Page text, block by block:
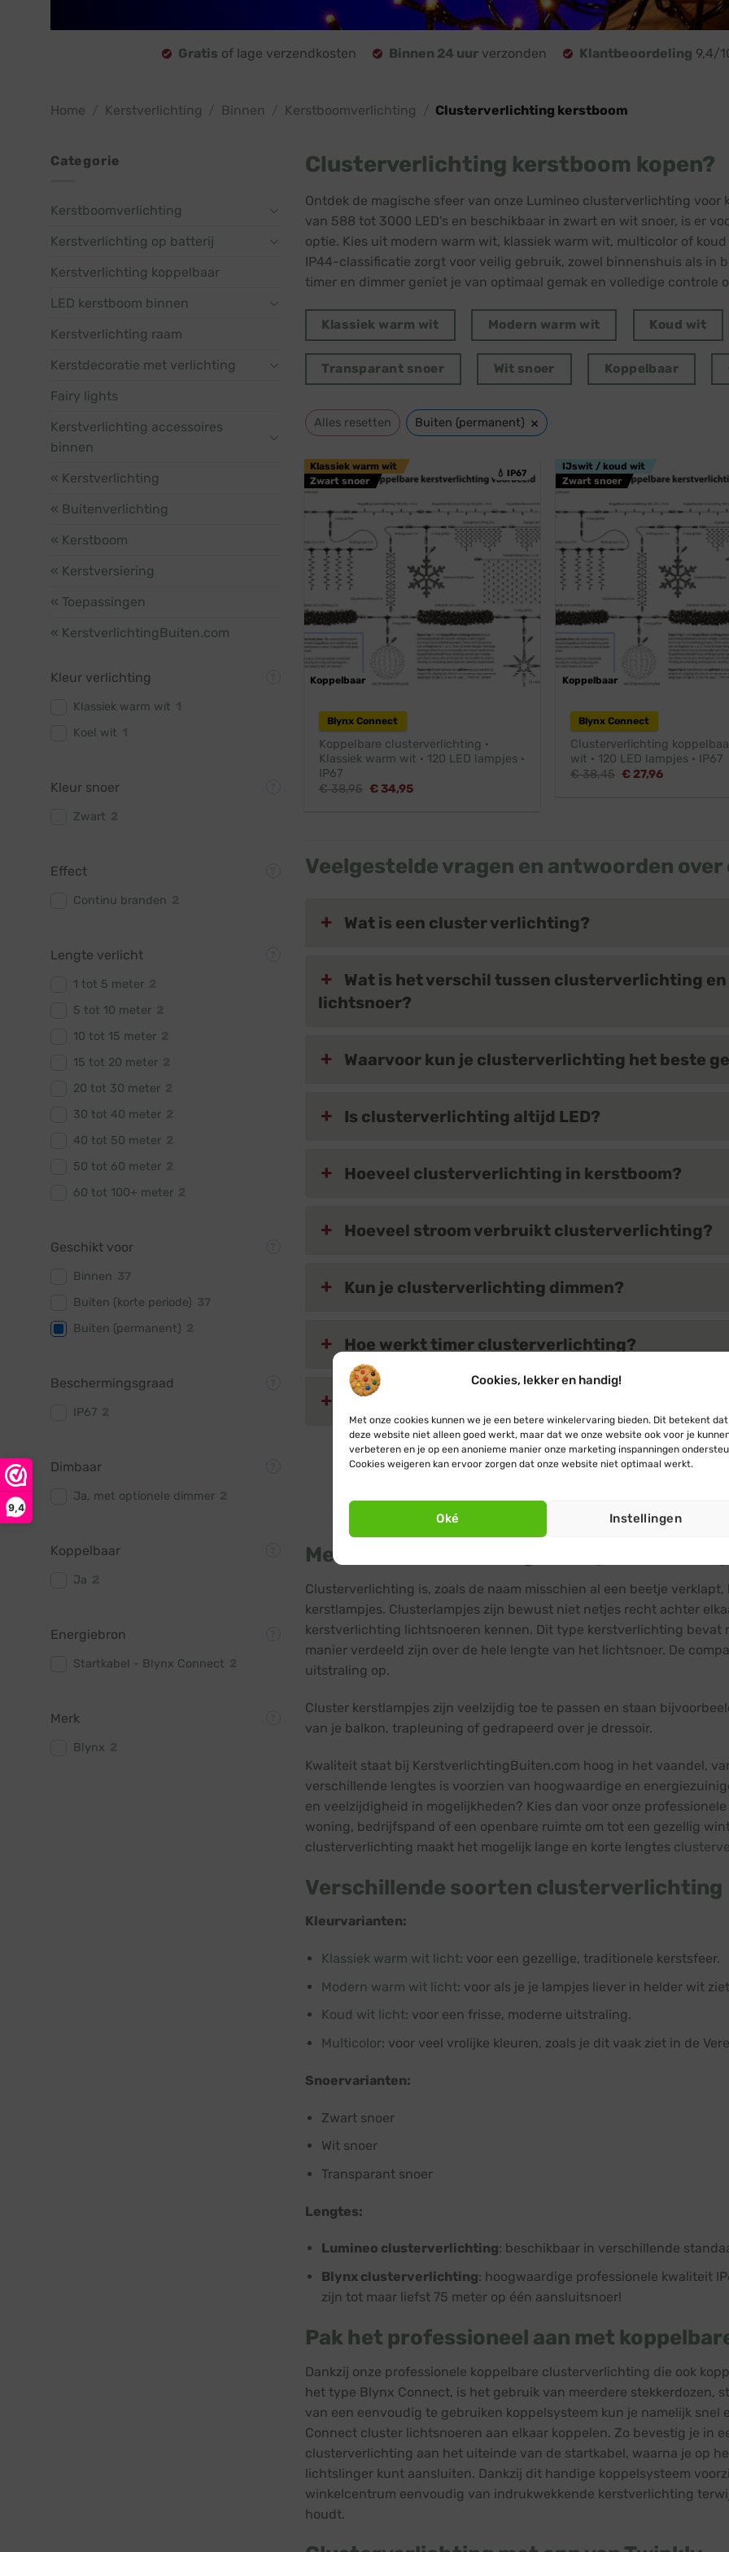
Cookies, lekker en handig!
Met onze cookies kunnen we je een betere winkelervaring bieden. Dit betekent dat
deze website niet alleen goed werkt, maar dat we onze website ook voor je
verbeteren en je op een anonieme manier onze marketing inspanningen
Cookies weigeren kan ervoor zorgen dat onze website niet optimaal werkt.
Oké Instellingen
9,4
Gratis of lage verzendkosten Binnen 24 uur verzonden Klantbeoordeling 9,4/
Home Kerstverlichting Binnen Kerstboomverlichting Clusterverlichting kerstboom
Categorie
Kerstboomverlichting
Kerstverlichting op batterij
Kerstverlichting koppelbaar
LED kerstboom binnen
Kerstverlichting raam
Kerstdecoratie met verlichting
Fairy lights
Kerstverlichting accessoires
binnen
« Kerstverlichting
« Buitenverlichting
« Kerstboom
« Kerstversiering
« Toepassingen
« KerstverlichtingBuiten.com
Kleur verlichting
Klassiek warm wit
Koel wit
Kleur snoer
Zwart
Effect
Continu branden
Lengte verlicht
1 tot 5 meter
5 tot 10 meter
10 tot 15 meter
15 tot 20 meter
20 tot 30 meter
30 tot 40 meter
40 tot 50 meter
50 tot 60 meter
60 tot 100+ meter
Geschikt voor
Binnen
Buiten (korte periode)
Buiten (permanent)
Beschermingsgraad
IP67
Dimbaar
Ja, met optionele dimmer
Koppelbaar
Ja
Energiebron
Startkabel - Blynx Connect
Merk
Blynx
Clusterverlichting kerstboom kopen?
Ontdek de magische sfeer van onze Lumineo clusterverlichting voor
van 588 tot 3000 LED's en beschikbaar in zwart en wit snoer, is er
optie. Kies uit modern warm wit, klassiek warm wit, multicolor of
IP44-classificatie zorgt voor veilig gebruik, zowel binnenshuis als in
timer en dimmer geniet je van optimaal gemak en volledige controle
Klassiek warm wit Modern warm wit Koud wit
Transparant snoer Wit snoer Koppelbaar
Alles resetten Buiten (permanent) ×
💧 IP67
Professioneel
Klassiek warm wit
Zwart snoer
Koppelbaar
Blynx Connect
Koppelbare clusterverlichting ·
Klassiek warm wit · 120 LED lampjes ·
IP67
€38,95 Oorspronkelijke
€34,95Huidige
IJswit / koud wit
Zwart snoer
Koppelbaar
Blynx Connect
Clusterverlichting
wit · 120 LED lampjes · IP67
€38,45 Oorspronkelijke
€ 27,96Huidige
Veelgestelde vragen en antwoorden
Wat is een cluster verlichting?
Wat is het verschil tussen clusterverlichting
lichtsnoer?
Waarvoor kun je clusterverlichting het beste
Is clusterverlichting altijd LED?
Hoeveel clusterverlichting in kerstboom?
Hoeveel stroom verbruikt clusterverlichting?
Kun je clusterverlichting dimmen?
Hoe werkt timer clusterverlichting?
Is clusterverlichting ook koppelbaar?
Terug naar
Met clusterverlichting maak je van elk
Clusterverlichting is, zoals de naam misschien al een beetje
kerstlampjes. Clusterlampjes zijn bewust niet netjes recht achter
kerstverlichting lichtsnoeren kennen. Dit type kerstverlichting bevat
manier verdeeld zijn over de hele lengte van het lichtsnoer. De
uitstraling op.
Cluster kerstlampjes zijn veelzijdig toe te passen en staan
van je balkon, trapleuning of gedrapeerd over je dressoir.
Kwaliteit staat bij KerstverlichtingBuiten.com hoog in het vaandel,
verschillende lengtes is voorzien van hoogwaardige en
en veelzijdigheid in mogelijkheden? Kies dan voor onze
woning, bedrijfspand of een openbare ruimte om tot een gezellig
clusterverlichting maakt het mogelijk lange en korte lengtes
Verschillende soorten clusterverlichting
Kleurvarianten:
Klassiek warm wit licht: voor een gezellige, traditionele kerstsfeer.
Modern warm wit licht: voor als je je lampjes liever in helder wit
Koud wit licht: voor een frisse, moderne uitstraling.
Multicolor: voor veel vrolijke kleuren, zoals je dit vaak ziet in de
Snoervarianten:
Zwart snoer
Wit snoer
Transparant snoer
Lengtes:
Lumineo clusterverlichting: beschikbaar in verschillende
Blynx clusterverlichting: hoogwaardige professionele kwaliteit
zijn tot maar liefst 75 meter op één aansluitsnoer!
Pak het professioneel aan met
Dankzij onze professionele koppelbare clusterverlichting die ook
het type Blynx Connect, is het gebruik van meerdere stekkerdozen,
van een eenvoudig te gebruiken koppelsysteem kun je namelijk
Connect cluster lichtsnoeren aan elkaar koppelen. Zo bevestig je in
clusterverlichting aan het uiteinde van de startkabel, waarna je op
lichtslinger kunt aansluiten. Dankzij dit handige koppelsysteem
winkelcentrum eenvoudig van indrukwekkende kerstverlichting
houdt.